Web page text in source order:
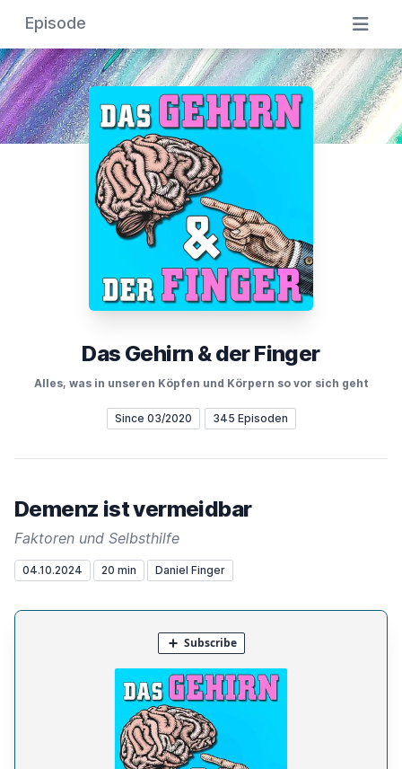
Episode
Das Gehirn & der Finger
Alles, was in unseren Köpfen und Körpern so vor sich geht
Since 03/2020 345 Episoden
Demenz ist vermeidbar
Faktoren und Selbsthilfe
04.10.2024 20 min Daniel Finger